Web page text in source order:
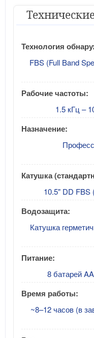
Технология
FBS (Full Band
Рабочие частоты:
1.5 кГц –
Назначение:
Катушка
10.5" DD FBS
Водозащита:
Катушка
Питание:
8 батарей
Время работы:
~8–12 часов (в